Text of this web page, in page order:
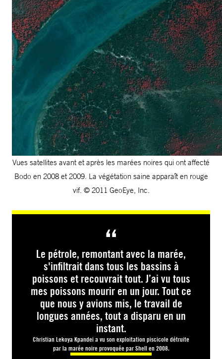
Vues satellites avant et après les marées noires qui ont affecté
Bodo en 2008 et 2009. La végétation saine apparaît en rouge
vif. © 2011 GeoEye, Inc.
Le pétrole, remontant avec la marée,
s'infiltrait dans tous les bassins à
poissons et recouvrait tout. J’ai vu tous
mes poissons mourir en un jour. Tout ce
que nous y avions mis, le travail de
longues années, tout a disparu en un
instant.
Christian Lekoya Kpandei a vu son exploitation piscicole détruite
par la marée noire provoquée par Shell en 2008.